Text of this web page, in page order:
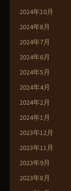
2024年10月
2024年8月
2024年7月
2024年6月
2024年5月
2024年4月
2024年2月
2024年1月
2023年12月
2023年11月
2023年9月
2023年8月